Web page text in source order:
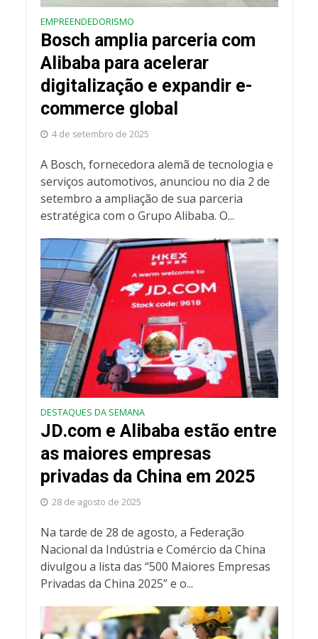
EMPREENDEDORISMO
Bosch amplia parceria com
Alibaba para acelerar
digitalização e expandir e-
commerce global
4 de setembro de 2025
A Bosch, fornecedora alemã de tecnologia e
serviços automotivos, anunciou no dia 2 de
setembro a ampliação de sua parceria
estratégica com o Grupo Alibaba. O...
DESTAQUES DA SEMANA
JD.com e Alibaba estão entre
as maiores empresas
privadas da China em 2025
28 de agosto de 2025
Na tarde de 28 de agosto, a Federação
Nacional da Indústria e Comércio da China
divulgou a lista das “500 Maiores Empresas
Privadas da China 2025” e o...